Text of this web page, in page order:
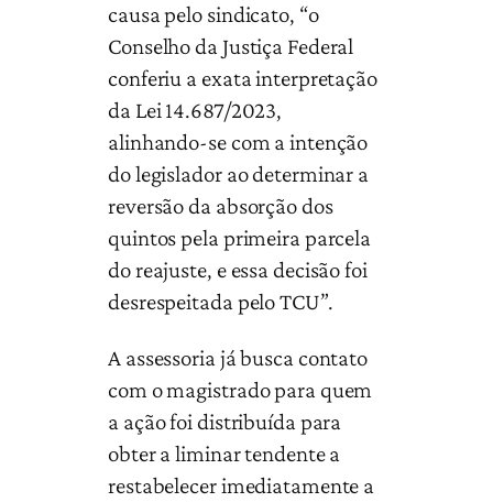
causa pelo sindicato, “o
Conselho da Justiça Federal
conferiu a exata interpretação
da Lei 14.687/2023,
alinhando-se com a intenção
do legislador ao determinar a
reversão da absorção dos
quintos pela primeira parcela
do reajuste, e essa decisão foi
desrespeitada pelo TCU”.
A assessoria já busca contato
com o magistrado para quem
a ação foi distribuída para
obter a liminar tendente a
restabelecer imediatamente a